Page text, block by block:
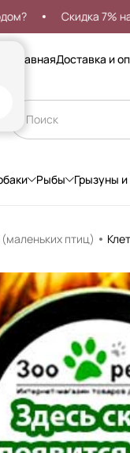
Скидка 7% на
ГлавнаяДоставка и
Рыбы Грызуны
птиц)